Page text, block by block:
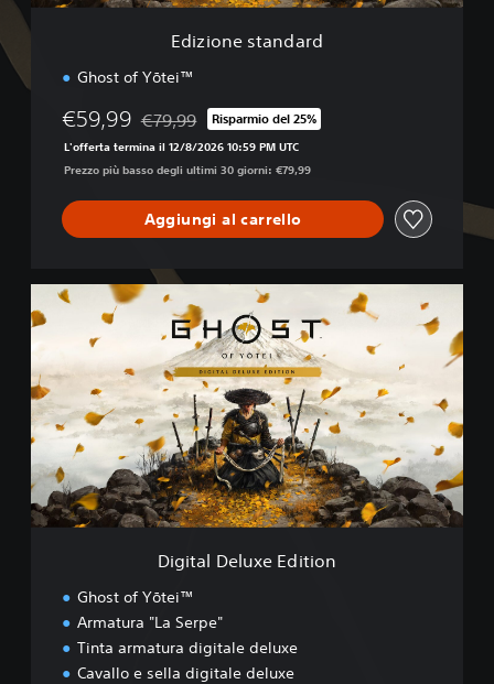
n
Edizione standard
Ghost of Yōtei™
€59,99 Scontato dal prezzo originale di €79,99
€79,99 Risparmio del 25%
L'offerta termina il 12/8/2026 10:59 PM UTC
Prezzo più basso degli ultimi 30 giorni: €79,99
Aggiungi al carrello
i
t
a
l
D
e
l
u
x
Digital Deluxe Edition
Ghost of Yōtei™
Armatura "La Serpe"
Tinta armatura digitale deluxe
Cavallo e sella digitale deluxe